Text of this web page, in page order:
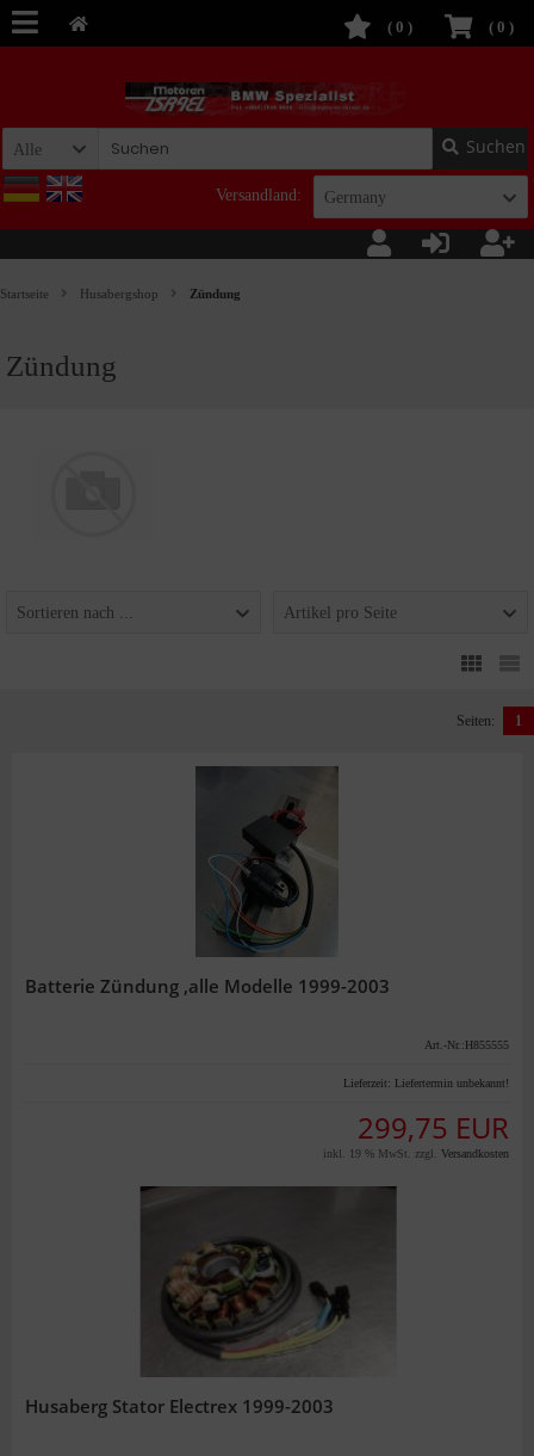
( 0 )
( 0 )
Alle Suchen
Versandland: Germany
Startseite Husabergshop Zündung
Zündung
Sortieren nach ... Artikel pro Seite
Seiten: 1
Batterie Zündung ,alle Modelle 1999-2003
Art.-Nr.:H855555
Lieferzeit: Liefertermin unbekannt!
299,75 EUR
inkl. 19 % MwSt. zzgl. Versandkosten
Husaberg Stator Electrex 1999-2003